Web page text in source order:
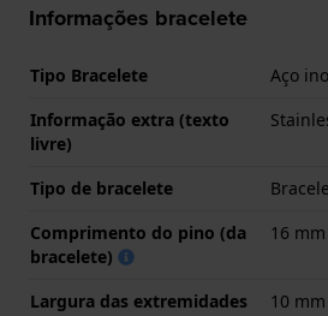
Informações bracelete
Tipo Bracelete
Aço
Informação extra (texto
livre)
Tipo de bracelete
Comprimento do pino (da
bracelete)
16 mm
Largura das extremidades 10 mm